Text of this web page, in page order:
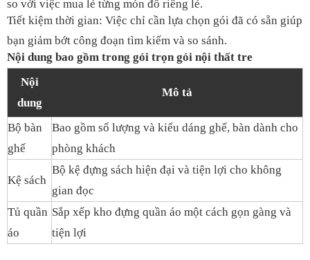
so với việc mua lẻ từng món đồ riêng lẻ.
Tiết kiệm thời gian: Việc chỉ cần lựa chọn gói đã có sẵn giúp
bạn giảm bớt công đoạn tìm kiếm và so sánh.
Nội dung bao gồm trong gói trọn gói nội thất tre
Nội
dung
Mô tả
Bộ bàn
ghế
Bao gồm số lượng và kiểu dáng ghế, bàn dành cho
phòng khách
Kệ sách
Bộ kệ đựng sách hiện đại và tiện lợi cho không
gian đọc
Tủ quần
áo
Sắp xếp kho đựng quần áo một cách gọn gàng và
tiện lợi